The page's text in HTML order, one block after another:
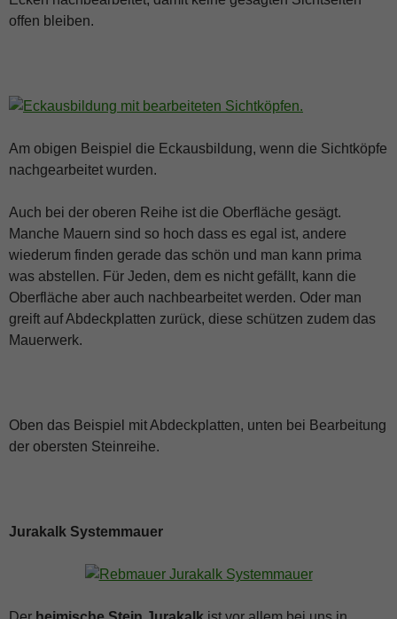
offen bleiben.
Am obigen Beispiel die Eckausbildung, wenn die Sichtköpfe
nachgearbeitet wurden.
Auch bei der oberen Reihe ist die Oberfläche gesägt.
Manche Mauern sind so hoch dass es egal ist, andere
wiederum finden gerade das schön und man kann prima
was abstellen. Für Jeden, dem es nicht gefällt, kann die
Oberfläche aber auch nachbearbeitet werden. Oder man
greift auf Abdeckplatten zurück, diese schützen zudem das
Mauerwerk.
Oben das Beispiel mit Abdeckplatten, unten bei Bearbeitung
der obersten Steinreihe.
Jurakalk Systemmauer